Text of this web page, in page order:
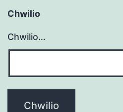
Chwilio
Chwilio…